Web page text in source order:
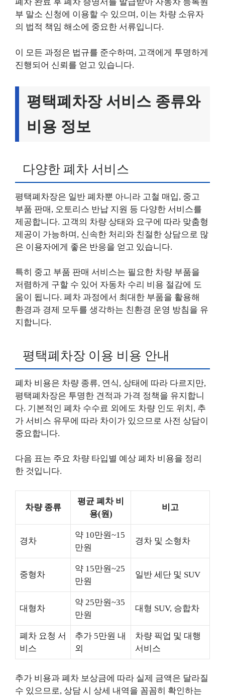
부 말소 신청에 이용할 수 있으며, 이는 차량 소유자
의 법적 책임 해소에 중요한 서류입니다.
이 모든 과정은 법규를 준수하며, 고객에게 투명하게
진행되어 신뢰를 얻고 있습니다.
평택폐차장 서비스 종류와
비용 정보
다양한 폐차 서비스
평택폐차장은 일반 폐차뿐 아니라 고철 매입, 중고
부품 판매, 오토리스 반납 지원 등 다양한 서비스를
제공합니다. 고객의 차량 상태와 요구에 따라 맞춤형
제공이 가능하며, 신속한 처리와 친절한 상담으로 많
은 이용자에게 좋은 반응을 얻고 있습니다.
특히 중고 부품 판매 서비스는 필요한 차량 부품을
저렴하게 구할 수 있어 자동차 수리 비용 절감에 도
움이 됩니다. 폐차 과정에서 최대한 부품을 활용해
환경과 경제 모두를 생각하는 친환경 운영 방침을 유
지합니다.
평택폐차장 이용 비용 안내
폐차 비용은 차량 종류, 연식, 상태에 따라 다르지만,
평택폐차장은 투명한 견적과 가격 정책을 유지합니
다. 기본적인 폐차 수수료 외에도 차량 인도 위치, 추
가 서비스 유무에 따라 차이가 있으므로 사전 상담이
중요합니다.
다음 표는 주요 차량 타입별 예상 폐차 비용을 정리
한 것입니다.
차량 종류
평균 폐차 비
용(원)
비고
경차
약 10만원~15
만원
경차 및 소형차
중형차
약 15만원~25
만원
일반 세단 및 SUV
대형차
약 25만원~35
만원
대형 SUV, 승합차
폐차 요청 서
비스
추가 5만원 내
외
차량 픽업 및 대행
서비스
추가 비용과 폐차 보상금에 따라 실제 금액은 달라질
수 있으므로, 상담 시 상세 내역을 꼼꼼히 확인하는